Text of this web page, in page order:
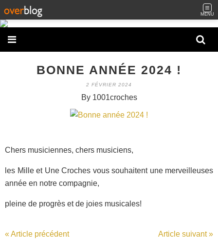
MENU
BONNE ANNÉE 2024 !
2 FÉVRIER 2024
By 1001croches
Chers musiciennes, chers musiciens,
les Mille et Une Croches vous souhaitent une merveilleuses
année en notre compagnie,
pleine de progrès et de joies musicales!
« Article précédent
Article suivant »